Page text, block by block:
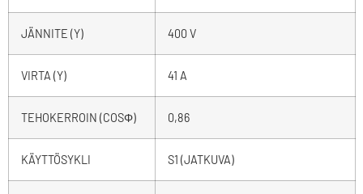
JÄNNITE (Y) 400 V
VIRTA (Y) 41 A
TEHOKERROIN (COSΦ) 0,86
KÄYTTÖSYKLI S1 (JATKUVA)